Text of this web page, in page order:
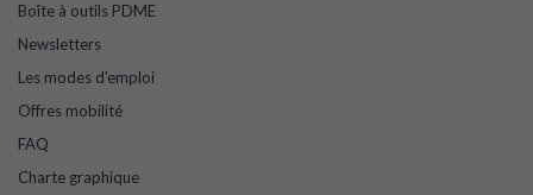
Boîte à outils PDME
Newsletters
Les modes d'emploi
Offres mobilité
FAQ
Charte graphique